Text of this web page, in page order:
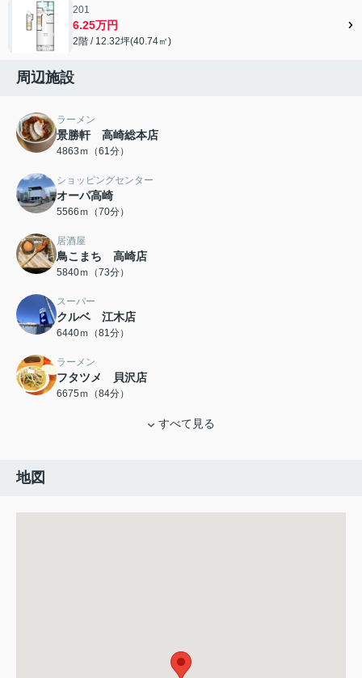
201
6.25万円
2階 / 12.32坪(40.74㎡)
周辺施設
ラーメン
景勝軒 高崎総本店
4863ｍ（61分）
ショッピングセンター
オーパ高崎
5566ｍ（70分）
居酒屋
鳥こまち 高崎店
5840ｍ（73分）
スーパー
クルベ 江木店
6440ｍ（81分）
ラーメン
フタツメ 貝沢店
6675ｍ（84分）
すべて見る
地図